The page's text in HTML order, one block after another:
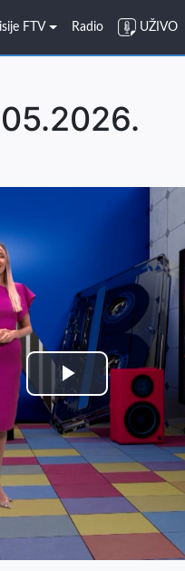
FTV Radio UŽIVO
Play
Video